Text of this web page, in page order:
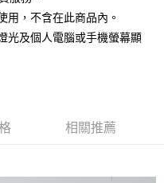
中國信託商業銀行
戶可立即使用無須另外申請。
用，不含在此商品內。
光及個人電腦或手機螢幕顯
相關推薦